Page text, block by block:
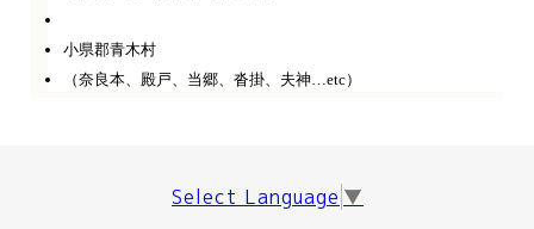
小県郡青木村
（奈良本、殿戸、当郷、沓掛、夫神…etc）
Select Language ▼